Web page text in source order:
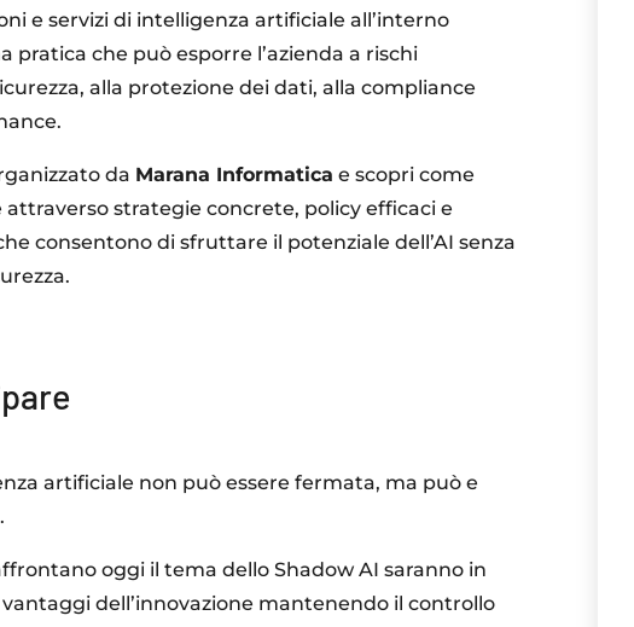
e servizi di intelligenza artificiale all’interno
pratica che può esporre l’azienda a rischi
alla protezione dei dati, alla compliance
da Marana Informatica e scopri come
strategie concrete, policy efficaci e
consentono di sfruttare il potenziale dell’AI senza
artificiale non può essere fermata, ma può e
oggi il tema dello Shadow AI saranno in
dell’innovazione mantenendo il controllo